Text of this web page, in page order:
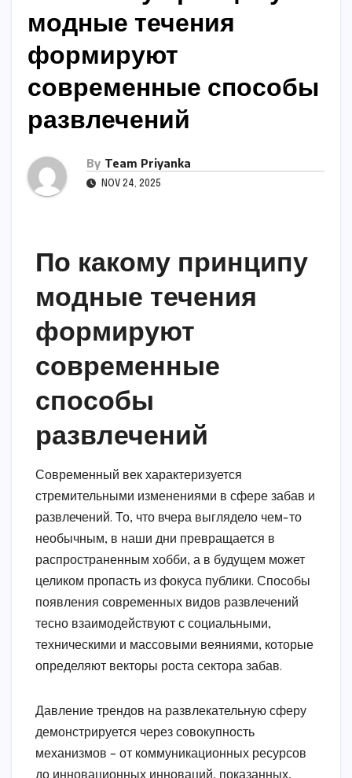
модные течения
формируют
современные способы
развлечений
By Team Priyanka
NOV 24, 2025
По какому принципу
модные течения
формируют
современные
способы
развлечений
Современный век характеризуется
стремительными изменениями в сфере забав и
развлечений. То, что вчера выглядело чем-то
необычным, в наши дни превращается в
распространенным хобби, а в будущем может
целиком пропасть из фокуса публики. Способы
появления современных видов развлечений
тесно взаимодействуют с социальными,
техническими и массовыми веяниями, которые
определяют векторы роста сектора забав.
Давление трендов на развлекательную сферу
демонстрируется через совокупность
механизмов – от коммуникационных ресурсов
до инновационных инноваций, показанных,